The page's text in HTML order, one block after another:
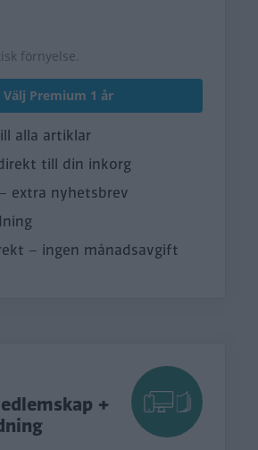
förnyelse.
Välj Premium 1 år
alla artiklar
till din inkorg
extra nyhetsbrev
– ingen månadsavgift
+